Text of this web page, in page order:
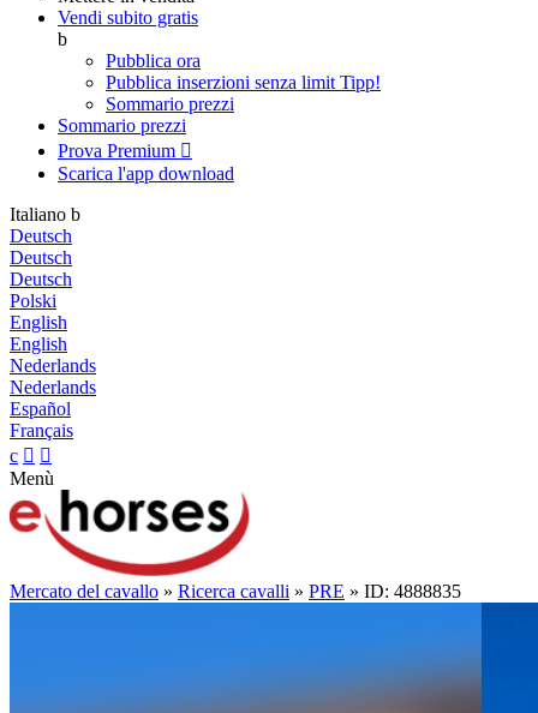
Vendi subito gratis
b
Pubblica ora
Pubblica inserzioni senza limit Tipp!
Sommario prezzi
Sommario prezzi
Prova Premium 
Scarica l'app download
Italiano b
Deutsch
Deutsch
Deutsch
Polski
English
English
Nederlands
Nederlands
Español
Français
c  
Menù
Mercato del cavallo » Ricerca cavalli » PRE » ID: 4888835